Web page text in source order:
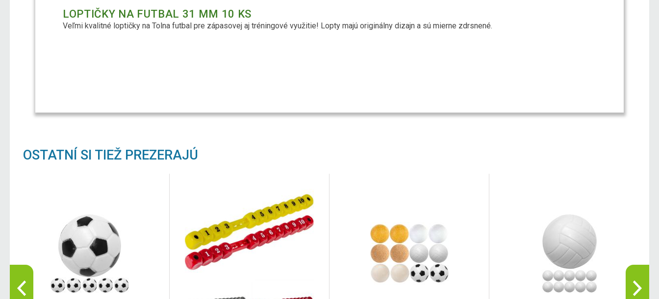
LOPTIČKY NA FUTBAL 31 MM 10 KS
Veľmi kvalitné loptičky na Tolna futbal pre zápasovej aj tréningové využitie! Lopty majú originálny dizajn a sú mierne zdrsnené.
OSTATNÍ SI TIEŽ PREZERAJÚ